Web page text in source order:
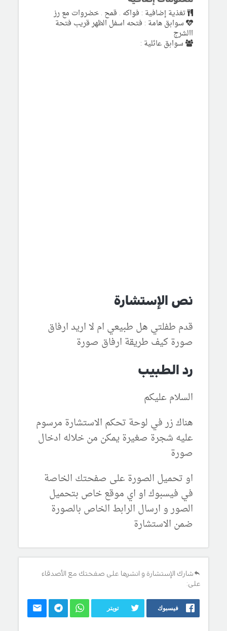
تغذية إضافية : فواكه . قمح . خضروات مع رز
سوابق هامة : فتحه اسفل الظهر قريب فتحة
االشرج
سوابق عائلية :
نص الإستشارة
قدم طفلتي هل طبيعي ام لا اريد ارفاق
صورة كيف طريقة ارفاق صورة
رد الطبيب
السلام عليكم
هناك زر في لوحة تحكم الاستشارة مرسوم
عليه شجرة صغيرة يمكن من خلاله ادخال
صورة
او تحميل الصورة على صفحتك الخاصة
في فيسبوك او اي موقع خاص بتحميل
الصور و ارسال الرابط الخاص بالصورة
ضمن الاستشارة
شارك الإستشارة و انشرها على صفحتك مع الأصدقاء
على:
فيسبوك تويتر